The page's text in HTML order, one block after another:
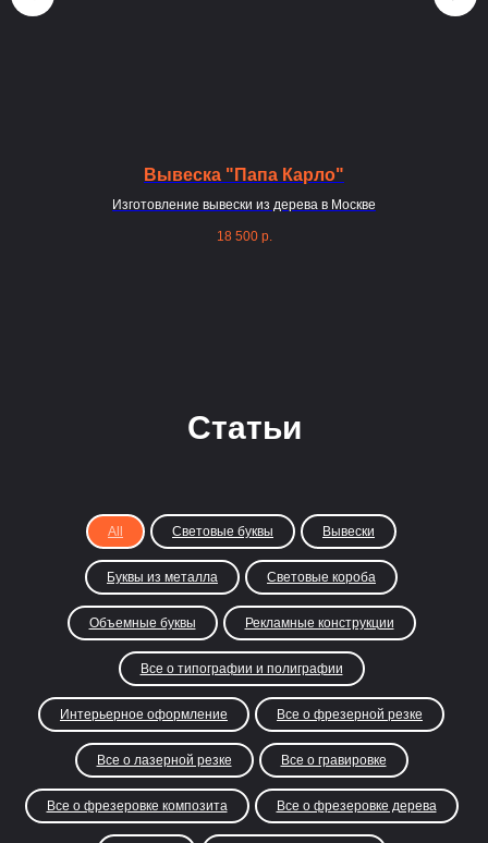
Вывеска "Папа Карло"
Изготовление вывески из дерева в Москве
18 500 р.
Статьи
All Световые буквы Вывески
Буквы из металла Световые короба
Объемные буквы Рекламные конструкции
Все о типографии и полиграфии
Интерьерное оформление Все о фрезерной резке
Все о лазерной резке Все о гравировке
Все о фрезеровке композита Все о фрезеровке дерева